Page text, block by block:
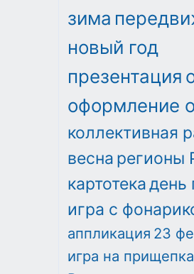
зима
новый год
презентация
оформление
коллективная
весна регионы
картотекадень
игра с
аппликация 23
игра на